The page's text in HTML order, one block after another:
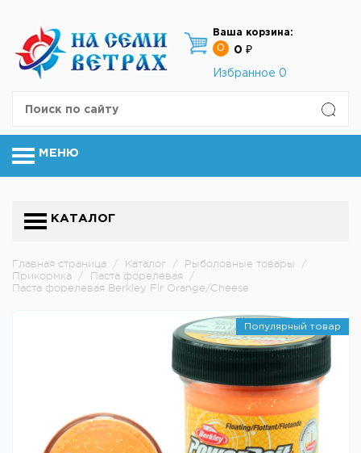
Ваша корзина:
0
0 ₽
Избранное 0
МЕНЮ
КАТАЛОГ
Главная страница / Каталог / Рыболовные товары
/
Прикормка / Паста форелевая
/
Паста форелевая Berkley Flr Orange/Cheese
Популярный товар